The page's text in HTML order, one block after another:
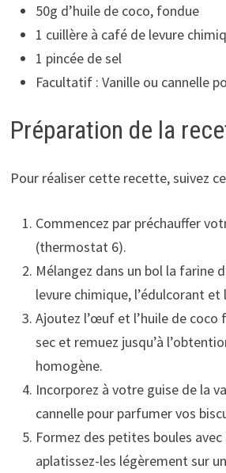
50g d’huile de coco, fondue
1 cuillère à café de levure
1 pincée de sel
Facultatif : Vanille ou cannelle
Préparation de la
Pour réaliser cette recette, suivez
Commencez par préchauffer
(thermostat 6).
Mélangez dans un bol la farine
levure chimique, l’édulcorant et
Ajoutez l’œuf et l’huile de coco
sec et remuez jusqu’à
homogène.
Incorporez à votre guise de la
cannelle pour parfumer vos
Formez des petites boules avec
aplatissez-les légèrement sur